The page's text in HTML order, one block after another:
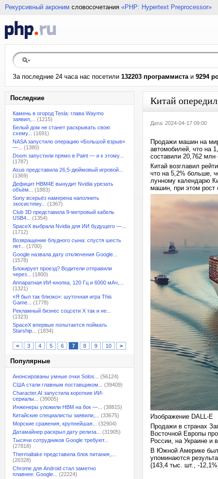
Рекурсивный акроним словосочетания «PHP: Hypertext Preprocessor»
За последние 24 часа нас посетили 132203 программистаи 9294
Последние
Камень в огород Tesla: глава Waymo
заявил,...
(1215)
Белый дом не станет раскрывать свою
схему...
(1691)
NASA запустило операцию «Большой взрыв»
—...
(1380)
Doom запустили прямо в Paint — и к этому...
(1787)
Asus представила 26,5-дюймовый игровой...
(1369)
Дефицит HBM4E вынудит Nvidia урезать
объём...
(1883)
Sony всерьёз намерена наполнить
экосистему...
(1367)
Club 3D представила 9-метровый кабель
USB4...
(1354)
SpaceX выбрала Nvidia для ИИ будущего —...
(1712)
Возвращение блудного сына: спустя шесть
лет...
(1700)
Google назвала дату отключения Google...
(1578)
Блокирует проезд? Водители отправили
через...
(1800)
Аппаратная ИИ-кнопка, 120 Гц и 6000 мАч,...
(1321)
«Я был так близко»: шуточная игра This
Game...
(1778)
Рекламный бизнес соцсети X так и не...
(1323)
SpaceX впервые попытается поймать
Starship...
(1834)
< 3 4 5 6 7 8 9 10 >
Популярные
Анонсированы умные очки Solos...
(56124)
США стали главным поставщиком...
(39409)
Character.AI запустила короткие ИИ-
сериалы...
(39005)
Инженеры уложили HBM на бок —...
(38815)
Китайские специалисты заявили,...
(33675)
Морские сражения, крупнейшая...
(32904)
Датамайнер раскрыл дату релиза...
(31905)
Тысячи сотрудников Google требуют...
(27818)
Thermaltake представила блок питания,...
(26328)
Chrome для Android стал заметно
плавнее: Google...
(22224)
Китай
Дата: 2024-04-17 09:00
Продажи машин на
автомобилей, что на
составили 20,762 млн
Китай возглавил
что на 5,2% больше,
лунному календарю
машин, при этом рост
Изображение DALL-E
Продажи в странах
Восточной Европы
России, на Украине и
В Южной Америке
упоминаются
(143,4 тыс. шт., -